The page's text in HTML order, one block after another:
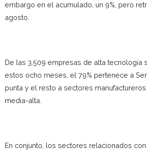
embargo en el acumulado, un 9%, pero
agosto.
De las 3.509 empresas de alta tecnología
estos ocho meses, el 79% pertenece a
punta y el resto a sectores
media-alta.
En conjunto, los sectores relacionados